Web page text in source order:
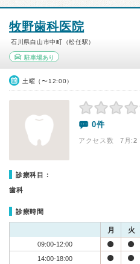
牧野歯科医院
石川県白山市中町（松任駅）
駐車場あり
土曜（〜12:00）
0件
アクセス数 7月:2
診療科目：
歯科
診療時間
月 火
09:00-12:00
14:00-18:00